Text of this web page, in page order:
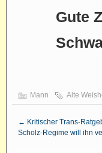
Gute
Mann Alte
← Kritischer Trans-
Scholz-Regime will ihn